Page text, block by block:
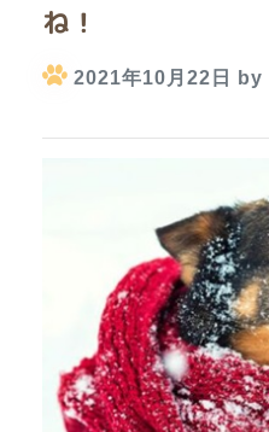
ね！
2021年10月22日 by